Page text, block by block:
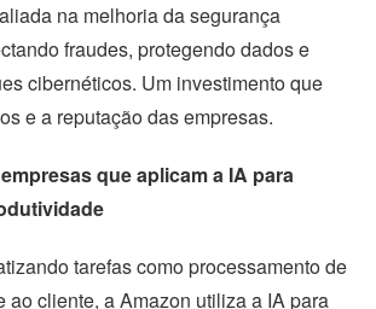
na melhoria da segurança
fraudes, protegendo dados e
cibernéticos. Um investimento que
e a reputação das empresas.
que aplicam a IA para
tarefas como processamento de
ao cliente, a Amazon utiliza a IA para